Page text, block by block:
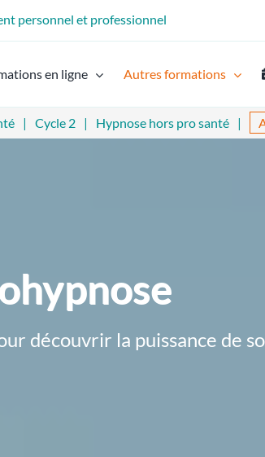
personnel et professionnel
en ligne Autres formations
Cycle 2 Hypnose hors pro santé
découvrir la puissance de